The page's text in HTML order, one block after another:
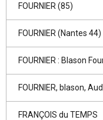
FOURNIER (85)
FOURNIER (Nantes 44)
FOURNIER : Blason
FOURNIER, blason,
FRANÇOIS du TEMPS